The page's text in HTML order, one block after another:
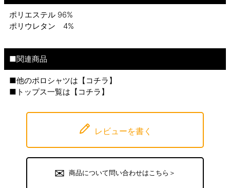
ポリエステル 96%
ポリウレタン 4%
■関連商品
■他のポロシャツは【 コチラ 】
■トップス一覧は【 コチラ 】
レビューを書く
商品について問い合わせはこちら＞